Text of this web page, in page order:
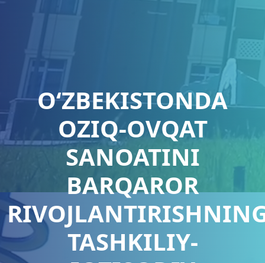
OʻZBEKISTONDA
OZIQ-OVQAT
SANOATINI
BARQAROR
TASHKILIY-